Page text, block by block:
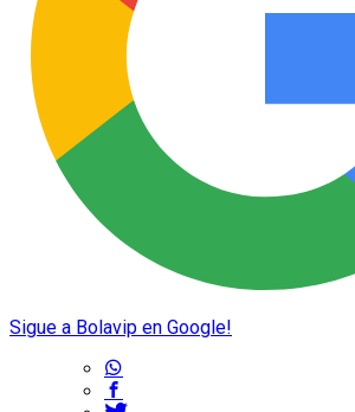
Sigue a Bolavip en Google!